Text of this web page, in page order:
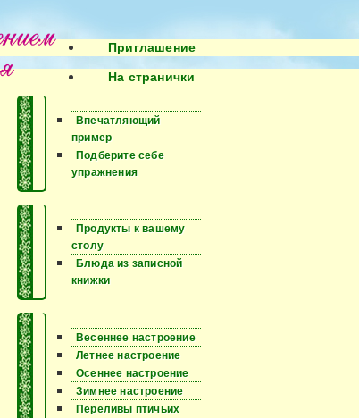
Приглашение
На странички
Впечатляющий
пример
Подберите себе
упражнения
Продукты к вашему
столу
Блюда из записной
книжки
Весеннее настроение
Летнее настроение
Осеннее настроение
Зимнее настроение
Переливы птичьих